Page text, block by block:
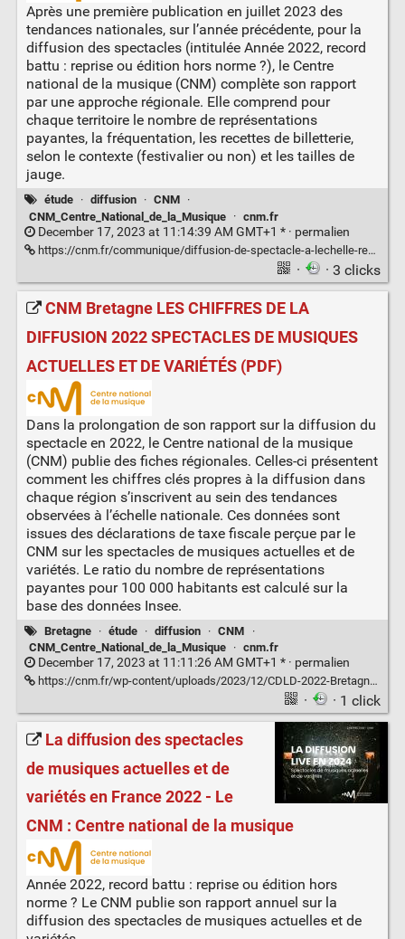
Après une première publication en juillet 2023 des
tendances nationales, sur l’année précédente, pour la
diffusion des spectacles (intitulée Année 2022, record
battu : reprise ou édition hors norme ?), le Centre
national de la musique (CNM) complète son rapport
par une approche régionale. Elle comprend pour
chaque territoire le nombre de représentations
payantes, la fréquentation, les recettes de billetterie,
selon le contexte (festivalier ou non) et les tailles de
jauge.
étude · diffusion · CNM ·
CNM_Centre_National_de_la_Musique
· cnm.fr
December 17, 2023 at 11:14:39 AM GMT+1 * · permalien
https://cnm.fr/communique/diffusion-de-spectacle-a-lechelle-regionale-comment-chaque-territoire-a-t-il-tire-son-epingle-du-jeu-en-2022/
· · 3 clicks
CNM Bretagne LES CHIFFRES DE LA
DIFFUSION 2022 SPECTACLES DE MUSIQUES
ACTUELLES ET DE VARIÉTÉS (PDF)
Dans la prolongation de son rapport sur la diffusion du
spectacle en 2022, le Centre national de la musique
(CNM) publie des fiches régionales. Celles-ci présentent
comment les chiffres clés propres à la diffusion dans
chaque région s’inscrivent au sein des tendances
observées à l’échelle nationale. Ces données sont
issues des déclarations de taxe fiscale perçue par le
CNM sur les spectacles de musiques actuelles et de
variétés. Le ratio du nombre de représentations
payantes pour 100 000 habitants est calculé sur la
base des données Insee.
Bretagne · étude · diffusion · CNM
·
CNM_Centre_National_de_la_Musique
· cnm.fr
December 17, 2023 at 11:11:26 AM GMT+1 * · permalien
https://cnm.fr/wp-content/uploads/2023/12/CDLD-2022-Bretagne.pdf
· · 1 click
La diffusion des spectacles
de musiques actuelles et de
variétés en France 2022 - Le
CNM : Centre national de la musique
Année 2022, record battu : reprise ou édition hors
norme ? Le CNM publie son rapport annuel sur la
diffusion des spectacles de musiques actuelles et de